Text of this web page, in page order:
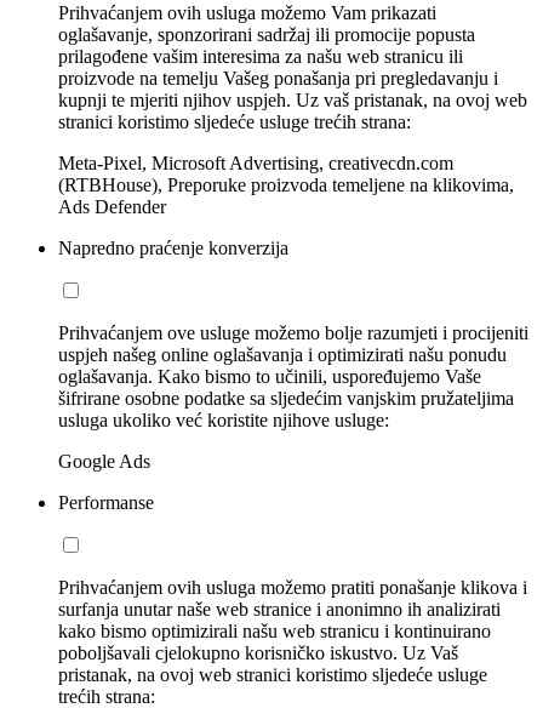
Prihvaćanjem ovih usluga možemo Vam prikazati
oglašavanje, sponzorirani sadržaj ili promocije popusta
prilagođene vašim interesima za našu web stranicu ili
proizvode na temelju Vašeg ponašanja pri pregledavanju i
kupnji te mjeriti njihov uspjeh. Uz vaš pristanak, na ovoj web
stranici koristimo sljedeće usluge trećih strana:
Meta-Pixel, Microsoft Advertising, creativecdn.com
(RTBHouse), Preporuke proizvoda temeljene na klikovima,
Ads Defender
Napredno praćenje konverzija
Prihvaćanjem ove usluge možemo bolje razumjeti i procijeniti
uspjeh našeg online oglašavanja i optimizirati našu ponudu
oglašavanja. Kako bismo to učinili, uspoređujemo Vaše
šifrirane osobne podatke sa sljedećim vanjskim pružateljima
usluga ukoliko već koristite njihove usluge:
Google Ads
Performanse
Prihvaćanjem ovih usluga možemo pratiti ponašanje klikova i
surfanja unutar naše web stranice i anonimno ih analizirati
kako bismo optimizirali našu web stranicu i kontinuirano
poboljšavali cjelokupno korisničko iskustvo. Uz Vaš
pristanak, na ovoj web stranici koristimo sljedeće usluge
trećih strana: